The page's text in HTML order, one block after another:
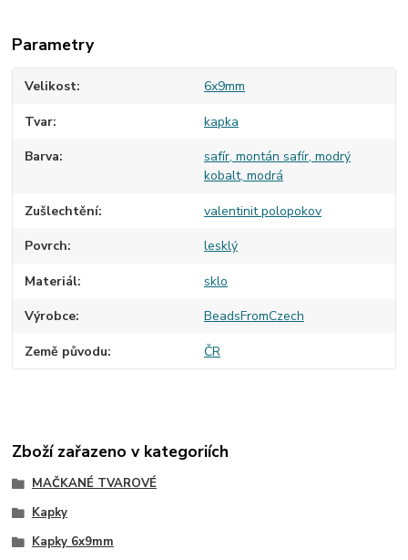
Parametry
Velikost 6x9mm
Tvar kapka
Barva
safír, montán safír, modrý
kobalt, modrá
Zušlechtění valentinit polopokov
Povrch lesklý
Materiál sklo
Výrobce BeadsFromCzech
Země původu ČR
Zboží zařazeno v kategoriích
MAČKANÉ TVAROVÉ
Kapky
Kapky 6x9mm